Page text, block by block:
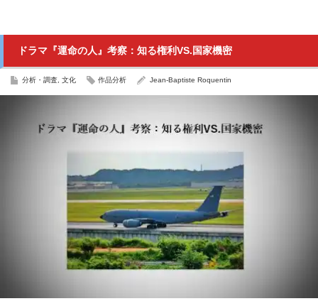
ドラマ『運命の人』考察：知る権利VS.国家機密
分析・調査 文化 作品分析 Jean-Baptiste Roquentin